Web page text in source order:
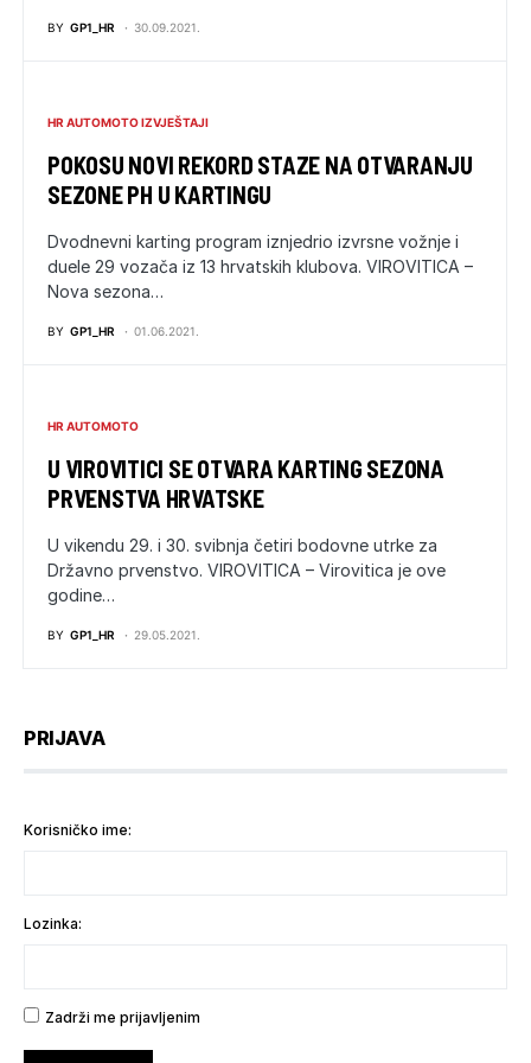
BY GP1_HR 30.09.2021.
HR AUTOMOTO IZVJEŠTAJI
POKOSU NOVI REKORD STAZE NA OTVARANJU
SEZONE PH U KARTINGU
Dvodnevni karting program iznjedrio izvrsne vožnje i
duele 29 vozača iz 13 hrvatskih klubova. VIROVITICA –
Nova sezona…
BY GP1_HR 01.06.2021.
HR AUTOMOTO
U VIROVITICI SE OTVARA KARTING SEZONA
PRVENSTVA HRVATSKE
U vikendu 29. i 30. svibnja četiri bodovne utrke za
Državno prvenstvo. VIROVITICA – Virovitica je ove
godine…
BY GP1_HR 29.05.2021.
PRIJAVA
Korisničko ime:
Lozinka:
Zadrži me prijavljenim